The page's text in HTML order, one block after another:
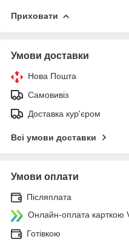
Приховати
Умови доставки
Нова Пошта
Самовивіз
Доставка кур'єром
Всі умови доставки
Умови оплати
Післяплата
Онлайн-оплата карткою
Готівкою